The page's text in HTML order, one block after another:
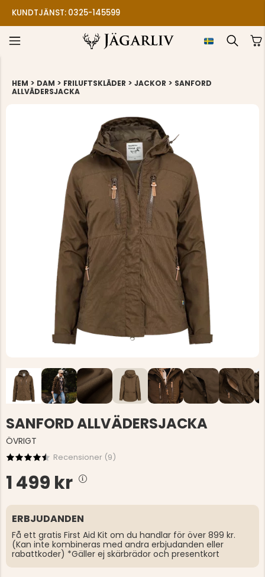
KUNDTJÄNST: 0325-145599
HEM > DAM > FRILUFTSKLÄDER > JACKOR > SANFORD
ALLVÄDERSJACKA
SANFORD ALLVÄDERSJACKA
ÖVRIGT
Recensioner (9)
1 499 kr
ERBJUDANDEN
Få ett gratis First Aid Kit om du handlar för över 899 kr.
(Kan inte kombineras med andra erbjudanden eller
rabattkoder) *Gäller ej skärbrädor och presentkort